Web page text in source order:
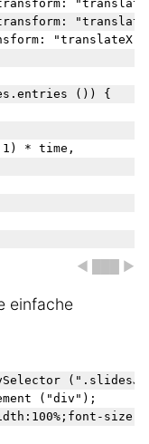
()) {
◀ ███ ▶
einfache
("div");